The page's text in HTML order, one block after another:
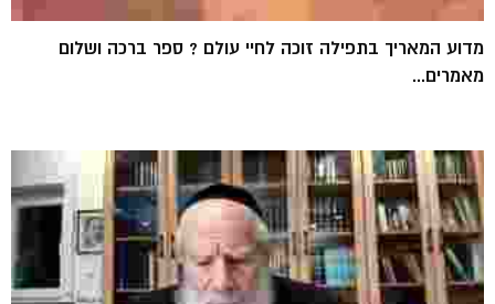
מדוע המאריך בתפילה זוכה לחיי עולם ? ספר ברכה ושלום
מאמרים...